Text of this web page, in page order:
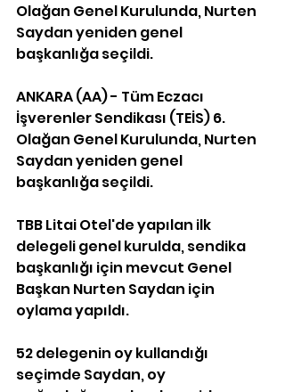
Olağan Genel Kurulunda, Nurten
Saydan yeniden genel
başkanlığa seçildi.
ANKARA (AA) - Tüm Eczacı
İşverenler Sendikası (TEİS) 6.
Olağan Genel Kurulunda, Nurten
Saydan yeniden genel
başkanlığa seçildi.
TBB Litai Otel'de yapılan ilk
delegeli genel kurulda, sendika
başkanlığı için mevcut Genel
Başkan Nurten Saydan için
oylama yapıldı.
52 delegenin oy kullandığı
seçimde Saydan, oy